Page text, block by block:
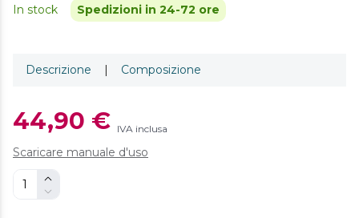
In stock Spedizioni in 24-72 ore
Descrizione | Composizione
44,90 € IVA inclusa
Scaricare manuale d'uso